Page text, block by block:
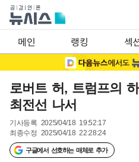
메인 랭킹 섹
로버트 허, 트럼프의
최전선 나서
기사등록 2025/04/18 19:52:17
최종수정 2025/04/18 22:28:24
구글에서 선호하는 매체로 추가